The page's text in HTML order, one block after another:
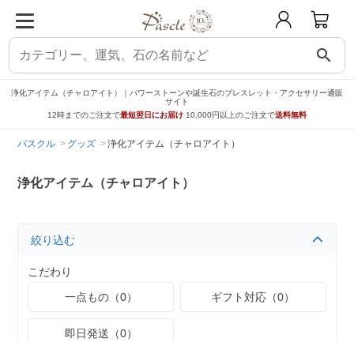
search
浄化アイテム（チャロアイト）｜パワーストーンや誕生石のブレスレット・アクセサリー通販
サイト
12時までのご注文で最短翌日にお届け 10,000円以上のご注文で送料無料
パスクル グッズ 浄化アイテム（チャロアイト）
浄化アイテム（チャロアイト）
絞り込む
こだわり
一点もの（0）
ギフト対応（0）
即日発送（0）